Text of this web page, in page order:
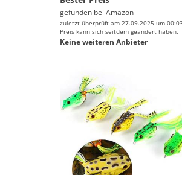
gefunden bei Amazon
zuletzt überprüft am 27.09.2025 um
Preis kann sich seitdem geändert haben.
Keine weiteren Anbieter